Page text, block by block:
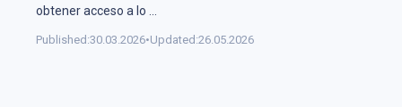
obtener acceso a lo
Published:30.03.2026•Updated:26.05.2026